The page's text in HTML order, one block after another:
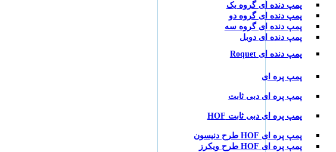
پمپ دنده ای گروه یک
پمپ دنده ای گروه دو
پمپ دنده ای گروه سه
پمپ دنده ای دوبل
پمپ دنده ای Roquet
پمپ پره ای
پمپ پره ای دبی ثابت
پمپ پره ای دبی ثابت HOF
پمپ پره ای HOF طرح دنیسون
پمپ پره ای HOF طرح ویکرز